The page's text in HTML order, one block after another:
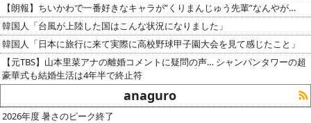
【朗報】ちいかわで一番好きなキャラが”くりまんじゅう先輩”なんやが…
韓国人「台風が上陸した国はこんな状況になりました」
韓国人「日本に旅行に来て実際に高校野球甲子園大会を見て感じたこと」
【元TBS】山本里菜アナの離婚コメントに疑問の声… シャンパンタワーの超
豪華式も結婚生活は4年半で終止符
anaguro
2026年度 暑さのピーク終了